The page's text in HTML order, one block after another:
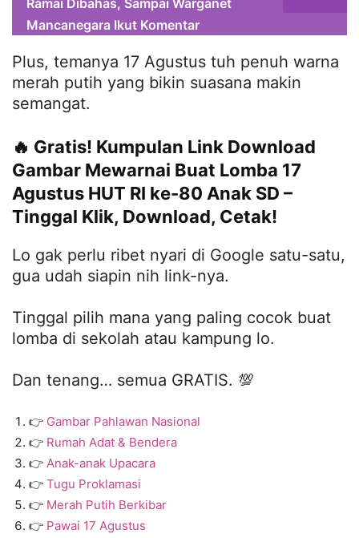
Ramai Dibahas, Sampai Warganet
Mancanegara Ikut Komentar
Plus, temanya 17 Agustus tuh penuh warna
merah putih yang bikin suasana makin
semangat.
🔥 Gratis! Kumpulan Link Download
Gambar Mewarnai Buat Lomba 17
Agustus HUT RI ke-80 Anak SD –
Tinggal Klik, Download, Cetak!
Lo gak perlu ribet nyari di Google satu-satu,
gua udah siapin nih link-nya.
Tinggal pilih mana yang paling cocok buat
lomba di sekolah atau kampung lo.
Dan tenang… semua GRATIS. 💯
👉 Gambar Pahlawan Nasional
👉 Rumah Adat & Bendera
👉 Anak-anak Upacara
👉 Tugu Proklamasi
👉 Merah Putih Berkibar
👉 Pawai 17 Agustus